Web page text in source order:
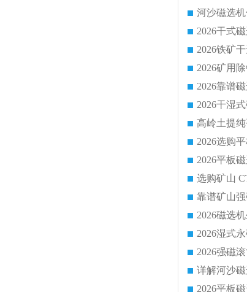
靠谱矿山